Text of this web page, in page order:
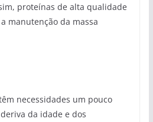
proteínas de alta qualidade
manutenção da massa
necessidades um pouco
da idade e dos